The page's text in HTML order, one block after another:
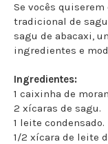
Se vocês
tradicional de
sagu de abacaxi,
ingredientes e
Ingredientes:
1 caixinha de
2 xícaras de sagu.
1 leite condensado.
1/2 xícara de leite